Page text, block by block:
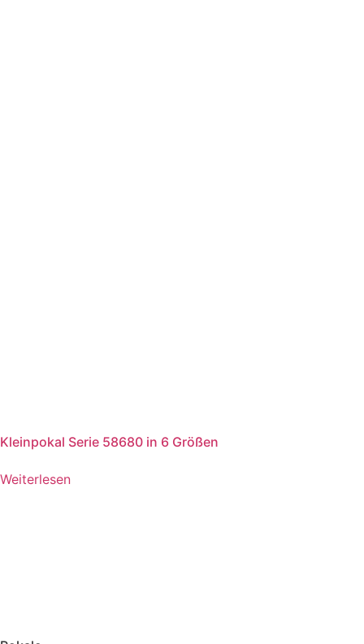
Kleinpokal Serie 58680 in 6 Größen
Weiterlesen